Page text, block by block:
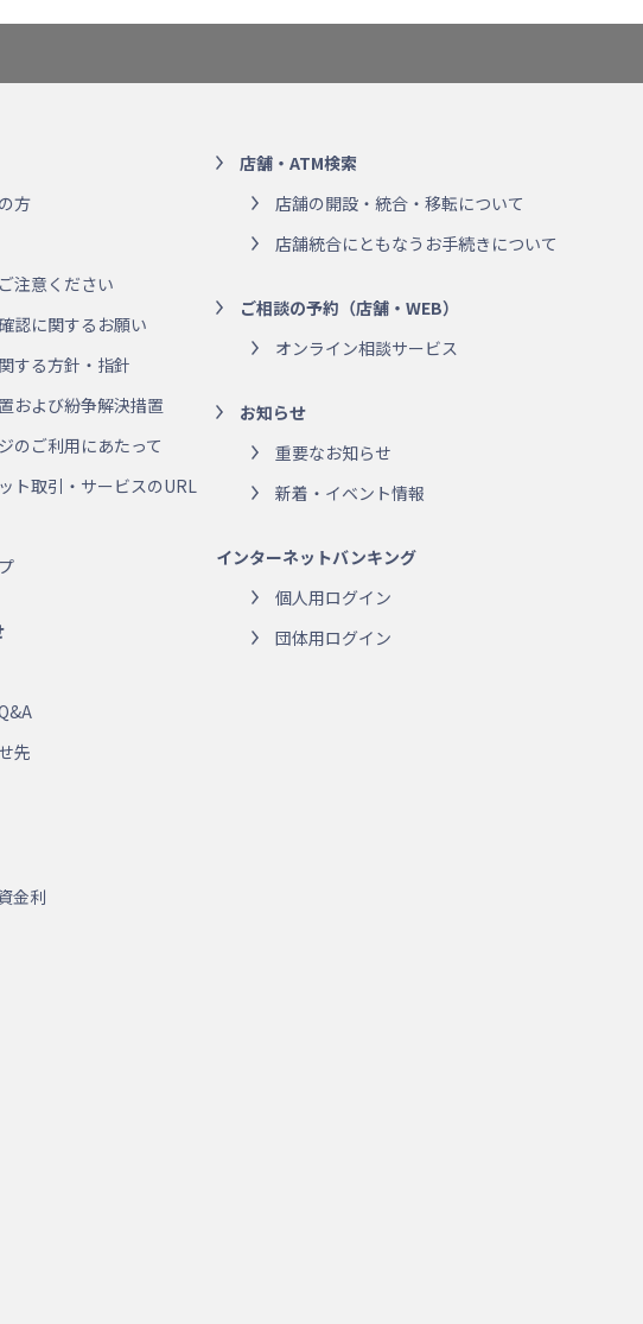
方
注意ください
認に関するお願い
する方針・指針
および紛争解決措置
のご利用にあたって
ト取引・サービスのURL
先
金利
店舗・ATM検索
店舗の開設・統合・移転について
店舗統合にともなうお手続きについて
ご相談の予約（店舗・WEB）
オンライン相談サービス
お知らせ
重要なお知らせ
新着・イベント情報
インターネットバンキング
個人用ログイン
団体用ログイン